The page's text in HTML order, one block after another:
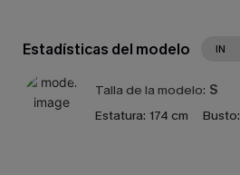
Estadísticas del modelo IN
Talla de la modelo: S
Estatura: 174 cm Busto: